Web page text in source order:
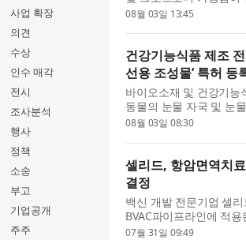
사업 확장
의견
수상
인수 매각
전시
조사분석
행사
정책
소송
부고
기업공개
주주
게 연동할 수 있는 ‘일본
08월 03일 13:45
건강기능식품 제조
선용 조성물’ 특허 등
바이오소재 및 건강기능
동물의 눈물 자국 및 눈
다고 밝혔다. 이번 특허(
08월 03일 08:30
셀리드, 항암면역치
결정
백신 개발 전문기업 셀
BVAC파이프라인에 적
다고 31일 밝혔다. 이는
07월 31일 09:49